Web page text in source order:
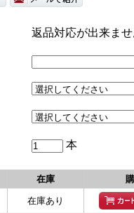
返品対応が出来ませ
本
在庫
在庫あり